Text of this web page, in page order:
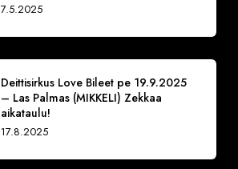
7.5.2025
Deittisirkus Love Bileet pe 19.9.2025
– Las Palmas (MIKKELI) Zekkaa
aikataulu!
17.8.2025